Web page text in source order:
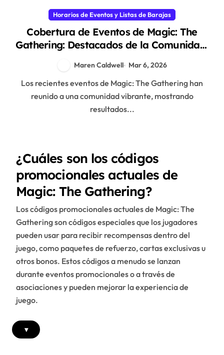
Horarios de Eventos y Listas de Barajas
Cobertura de Eventos de Magic: The
Gathering: Destacados de la Comunidad,
sobre Formatos
Maren Caldwell Mar 6, 2026
Los recientes eventos de Magic: The Gathering han
reunido a una comunidad vibrante, mostrando
resultados...
¿Cuáles son los códigos
promocionales actuales de
Magic: The Gathering?
Los códigos promocionales actuales de Magic: The
Gathering son códigos especiales que los jugadores
pueden usar para recibir recompensas dentro del
juego, como paquetes de refuerzo, cartas exclusivas u
otros bonos. Estos códigos a menudo se lanzan
durante eventos promocionales o a través de
asociaciones y pueden mejorar la experiencia de
juego.
▾